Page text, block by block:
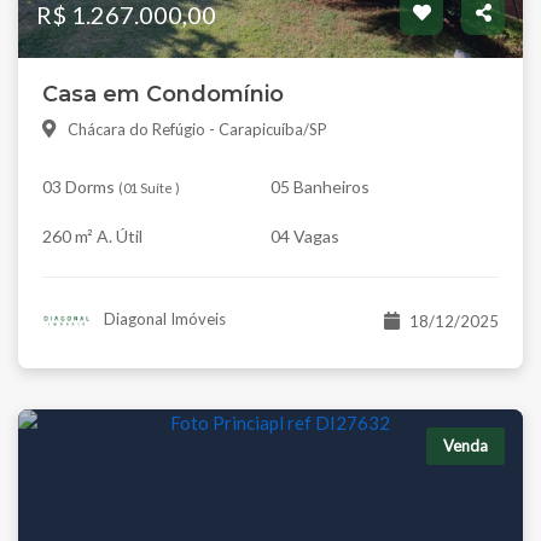
R$ 1.267.000,00
Casa em Condomínio
Chácara do Refúgio - Carapicuíba/SP
03 Dorms (01 Suíte ) 05 Banheiros
260 m² A. Útil 04 Vagas
Diagonal Imóveis 18/12/2025
Venda